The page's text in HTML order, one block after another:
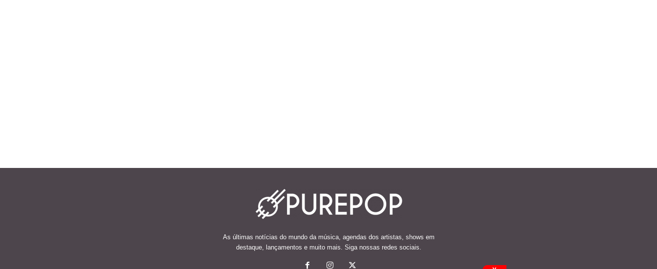
As últimas notícias do mundo da música, agendas dos artistas, shows em
destaque, lançamentos e muito mais. Siga nossas redes sociais.